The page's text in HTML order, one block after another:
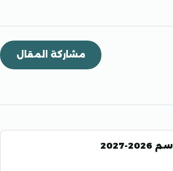
مشاركة المقال